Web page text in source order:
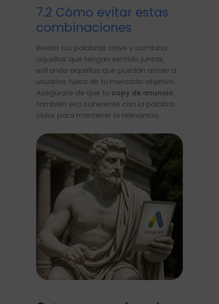
7.2 Cómo evitar estas
combinaciones
Revisa tus palabras clave y combina
aquellas que tengan sentido juntas,
evitando aquellas que puedan atraer a
usuarios fuera de tu mercado objetivo.
Asegúrate de que tu copy de anuncio
también sea coherente con la palabra
clave para mantener la relevancia.